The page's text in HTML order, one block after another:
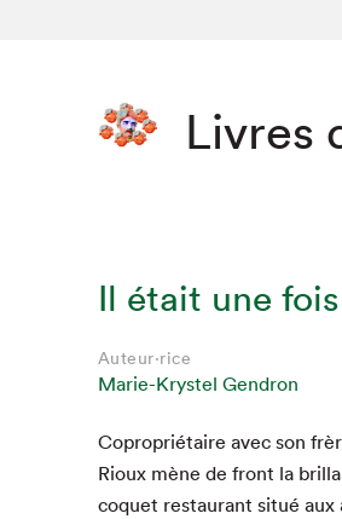
Livres
Il était une
Auteur·rice
Marie-Krystel Gendron
Copro­prié­taire avec son
Rioux mène de front la
coquet restau­rant situé